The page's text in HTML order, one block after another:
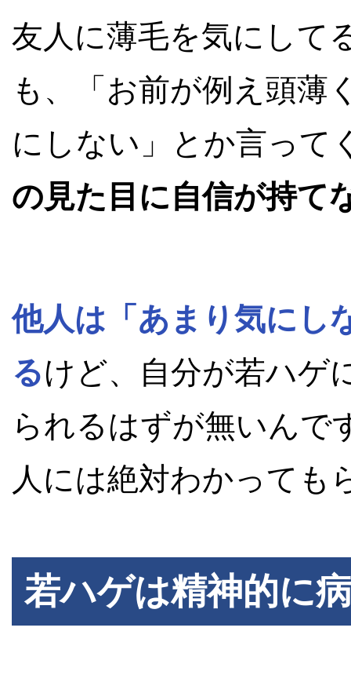
友人に薄毛を気にして
も、「お前が例え頭薄
にしない」とか言って
の見た目に自信が持て
他人は「あまり気にし
るけど、自分が若ハゲ
られるはずが無いんで
人には絶対わかっても
若ハゲは精神的に